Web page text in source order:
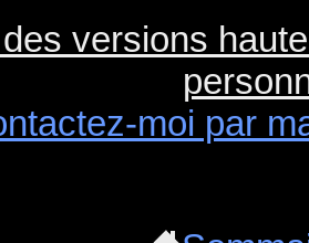
versions
moi par